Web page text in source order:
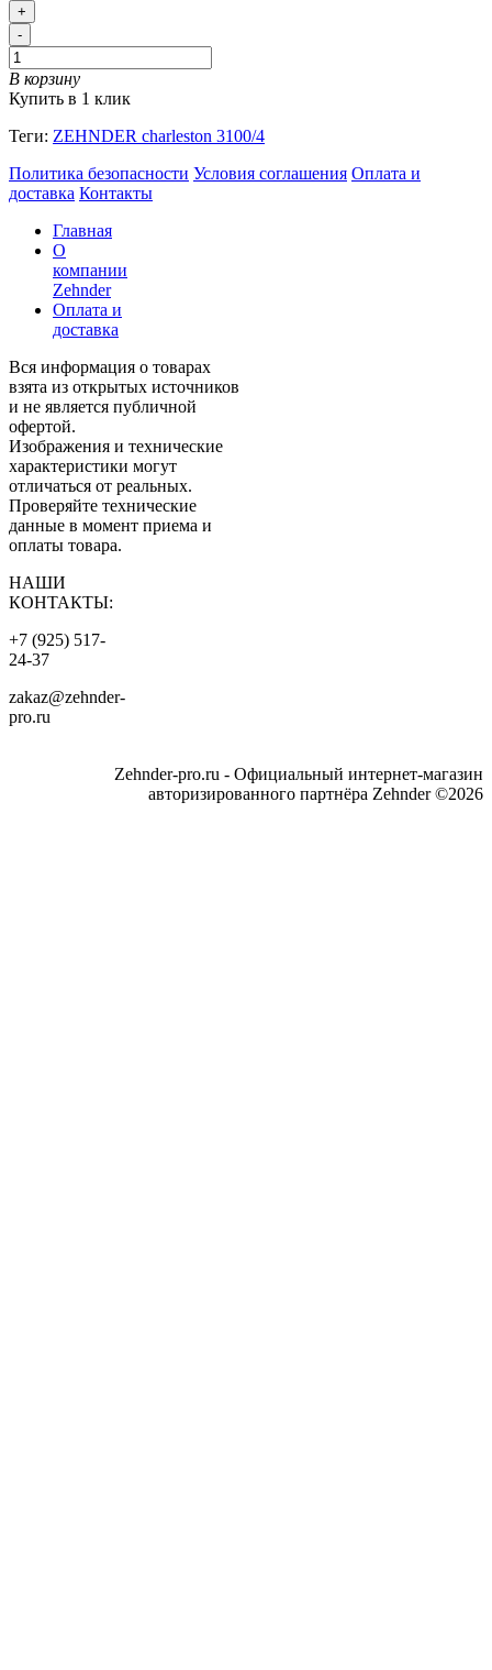
+
-
В корзину
Купить в 1 клик
Теги: ZEHNDER charleston 3100/4
Политика безопасности Условия соглашения Оплата и
доставка Контакты
Главная
О
компании
Zehnder
Оплата и
доставка
Вся информация о товарах
взята из открытых источников
и не является публичной
офертой.
Изображения и технические
характеристики могут
отличаться от реальных.
Проверяйте технические
данные в момент приема и
оплаты товара.
НАШИ
КОНТАКТЫ:
+7 (925) 517-
24-37
zakaz@zehnder-
pro.ru
Zehnder-pro.ru - Официальный интернет-магазин
авторизированного партнёра Zehnder ©2026